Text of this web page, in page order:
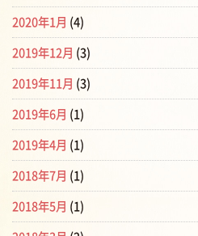
2020年1月 (4)
2019年12月 (3)
2019年11月 (3)
2019年6月 (1)
2019年4月 (1)
2018年7月 (1)
2018年5月 (1)